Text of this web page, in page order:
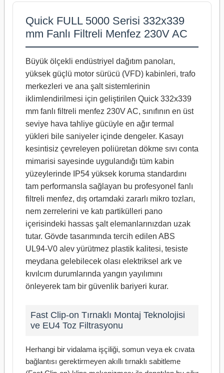
Quick FULL 5000 Serisi 332x339
mm Fanlı Filtreli Menfez 230V AC
Büyük ölçekli endüstriyel dağıtım panoları,
yüksek güçlü motor sürücü (VFD) kabinleri, trafo
merkezleri ve ana şalt sistemlerinin
iklimlendirilmesi için geliştirilen Quick 332x339
mm fanlı filtreli menfez 230V AC, sınıfının en üst
seviye hava tahliye gücüyle en ağır termal
yükleri bile saniyeler içinde dengeler. Kasayı
kesintisiz çevreleyen poliüretan dökme sıvı conta
mimarisi sayesinde uygulandığı tüm kabin
yüzeylerinde IP54 yüksek koruma standardını
tam performansla sağlayan bu profesyonel fanlı
filtreli menfez, dış ortamdaki zararlı mikro tozları,
nem zerrelerini ve katı partikülleri pano
içerisindeki hassas şalt elemanlarınızdan uzak
tutar. Gövde tasarımında tercih edilen ABS
UL94-V0 alev yürütmez plastik kalitesi, tesiste
meydana gelebilecek olası elektriksel ark ve
kıvılcım durumlarında yangın yayılımını
önleyerek tam bir güvenlik bariyeri kurar.
Fast Clip-on Tırnaklı Montaj Teknolojisi
ve EU4 Toz Filtrasyonu
Herhangi bir vidalama işçiliği, somun veya ek cıvata
bağlantısı gerektirmeyen akıllı tırnaklı sabitleme